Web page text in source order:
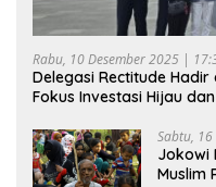
Rabu, 10 Desember 2025 |
Delegasi Rectitude Hadir
Fokus Investasi Hijau
Sabtu,
Jokowi
Muslim